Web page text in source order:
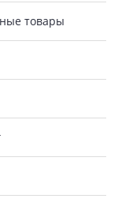
товары